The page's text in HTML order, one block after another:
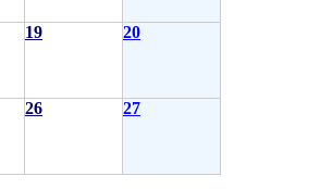
19 20
26 27